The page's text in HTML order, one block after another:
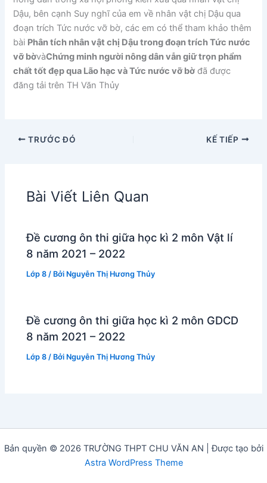
Dậu, bên cạnh Suy nghĩ của em về nhân vật chị Dậu qua
đoạn trích Tức nước vỡ bờ, các em có thể tham khảo thêm
bài Phân tích nhân vật chị Dậu trong đoạn trích Tức nước
vỡ bờvàChứng minh người nông dân vẫn giữ trọn phẩm
chất tốt đẹp qua Lão hạc và Tức nước vỡ bờ đã được
đăng tải trên TH Văn Thủy
TRƯỚC ĐÓ KẾ TIẾP
Bài Viết Liên Quan
Đề cương ôn thi giữa học kì 2 môn Vật lí
8 năm 2021 – 2022
Lớp 8 / Bởi Nguyễn Thị Hương Thủy
Đề cương ôn thi giữa học kì 2 môn GDCD
8 năm 2021 – 2022
Lớp 8 / Bởi Nguyễn Thị Hương Thủy
Bản quyền © 2026 TRƯỜNG THPT CHU VĂN AN | Được tạo bởi
Astra WordPress Theme